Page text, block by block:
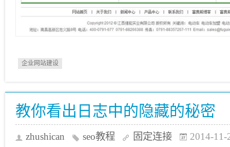
企业网站建设
教你看出日志中的隐藏的秘密
zhushican seo教程 固定连接
2014-11-